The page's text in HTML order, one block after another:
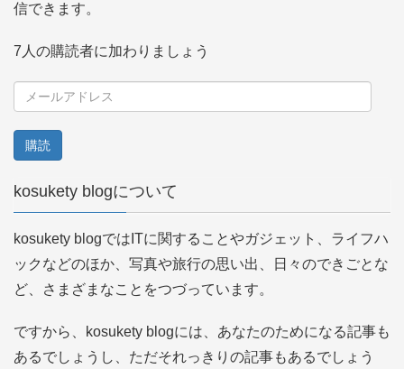
信できます。
7人の購読者に加わりましょう
ル
ド
ス
kosukety blogについて
kosukety blogではITに関することやガジェット、ライフハ
ックなどのほか、写真や旅行の思い出、日々のできごとな
ど、さまざまなことをつづっています。
ですから、kosukety blogには、あなたのためになる記事も
あるでしょうし、ただそれっきりの記事もあるでしょう